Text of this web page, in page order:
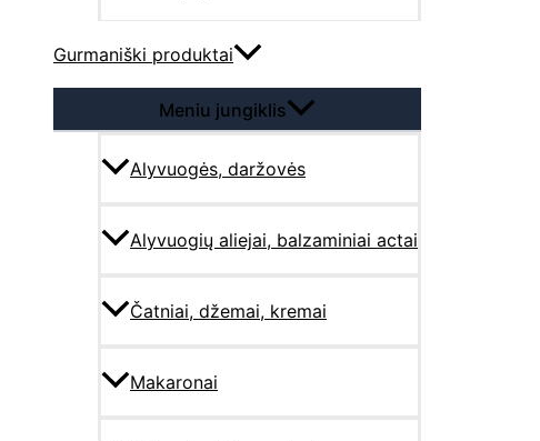
Gurmaniški produktai
Meniu jungiklis
Alyvuogės, daržovės
Alyvuogių aliejai, balzaminiai actai
Čatniai, džemai, kremai
Makaronai